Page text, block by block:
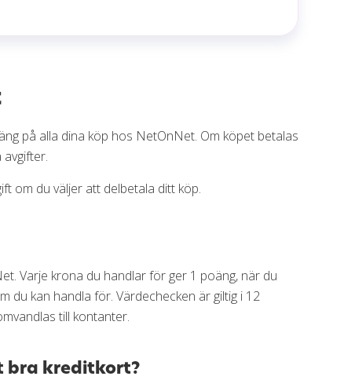
på alla dina köp hos NetOnNet. Om köpet betalas
om du väljer att delbetala ditt köp.
Varje krona du handlar för ger 1 poäng, när du
du kan handla för. Värdechecken är giltig i 12
till kontanter.
bra kreditkort?